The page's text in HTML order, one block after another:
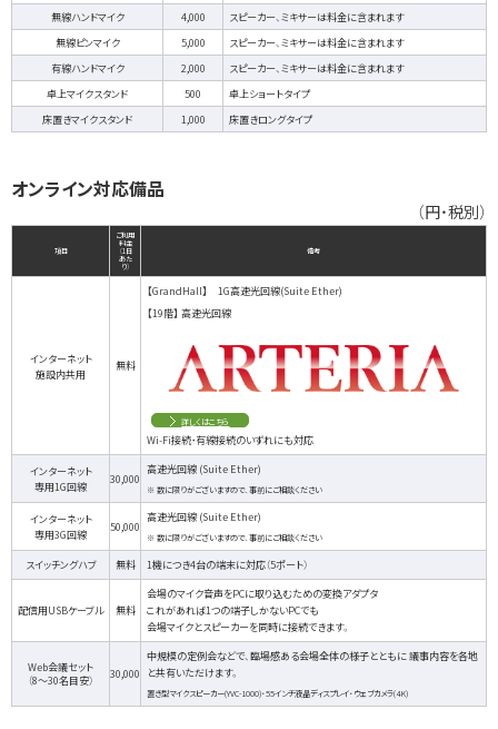
無線ハンドマイク
4,000
スピーカー、ミキサーは料金に含まれます
無線ピンマイク
5,000
スピーカー、ミキサーは料金に含まれます
有線ハンドマイク
2,000
スピーカー、ミキサーは料金に含まれます
卓上マイクスタンド
500
卓上ショートタイプ
床置きマイクスタンド
1,000 床置きロングタイプ
オンライン対応備品
（円・税別）
項目
ご利用
料金
（1日
あた
り）
備考
インターネット
施設内共用
無料
【GrandHall】 1G高速光回線(Suite Ether)
【19階】 高速光回線
詳しくはこちら
Wi-Fi接続・有線接続のいずれにも対応
インターネット
専用1G回線
30,000
高速光回線 (Suite Ether)
※ 数に限りがございますので、事前にご相談ください
インターネット
専用3G回線
50,000
高速光回線 (Suite Ether)
※ 数に限りがございますので、事前にご相談ください
スイッチングハブ 無料 1機につき4台の端末に対応（5ポート）
配信用USBケーブル 無料
会場のマイク音声をPCに取り込むための変換アダプタ
これがあれば1つの端子しかないPCでも
会場マイクとスピーカーを同時に接続できます。
Web会議セット
（8〜30名目安）
30,000
中規模の定例会などで、臨場感ある会場全体の様子とともに議事内容を各地
と共有いただけます。
置き型マイクスピーカー(YVC-1000)・55インチ液晶ディスプレイ・ウェブカメラ(4K)